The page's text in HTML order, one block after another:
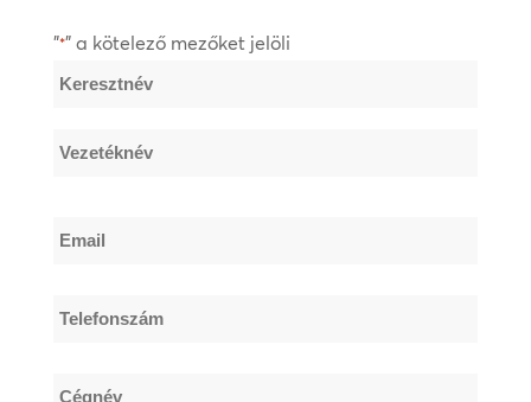
"*" a kötelező mezőket jelöli
Név
Keresztnév
Email
Telefonszám
Cégnév